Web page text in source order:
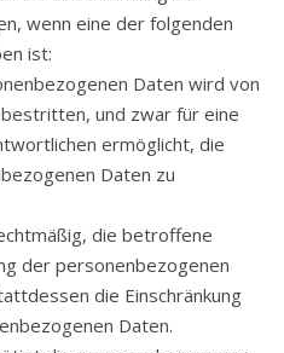
wenn eine der folgenden
ist:
Daten wird von
und zwar für eine
ermöglicht, die
Daten zu
die betroffene
der personenbezogenen
die Einschränkung
Daten.